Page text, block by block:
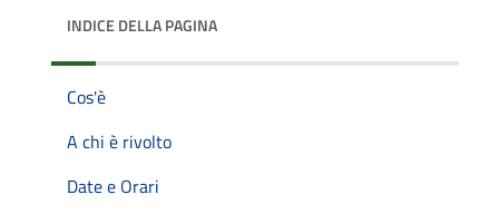
INDICE DELLA PAGINA
Cos'è
A chi è rivolto
Date e Orari